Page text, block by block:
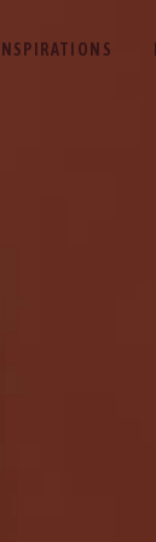
INSPIRATIONS